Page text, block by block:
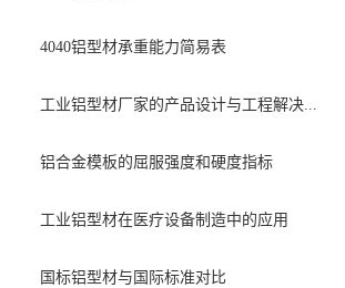
4040铝型材承重能力简易表
工业铝型材厂家的产品设计与工程解决...
铝合金模板的屈服强度和硬度指标
工业铝型材在医疗设备制造中的应用
国标铝型材与国际标准对比